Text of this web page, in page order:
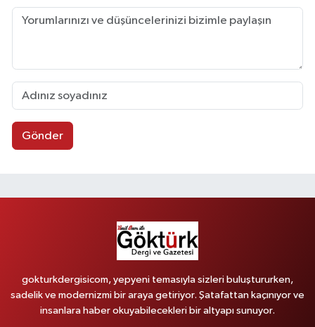
Gönder
gokturkdergisicom, yepyeni temasıyla sizleri buluştururken,
sadelik ve modernizmi bir araya getiriyor. Şatafattan kaçınıyor ve
insanlara haber okuyabilecekleri bir altyapı sunuyor.